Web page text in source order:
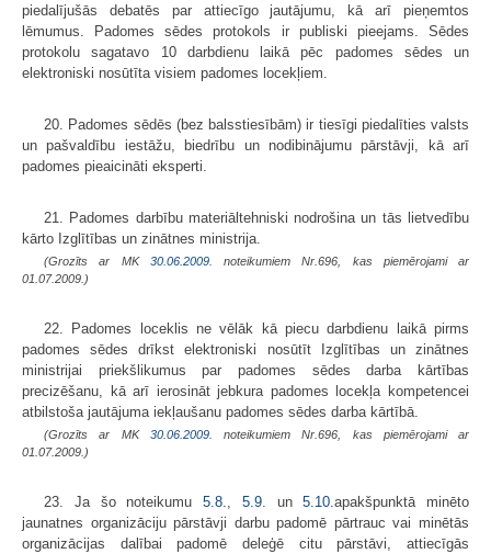
piedalījušās debatēs par attiecīgo jautājumu, kā arī pieņemtos
lēmumus. Padomes sēdes protokols ir publiski pieejams. Sēdes
protokolu sagatavo 10 darbdienu laikā pēc padomes sēdes un
elektroniski nosūtīta visiem padomes locekļiem.
20. Padomes sēdēs (bez balsstiesībām) ir tiesīgi piedalīties valsts
un pašvaldību iestāžu, biedrību un nodibinājumu pārstāvji, kā arī
padomes pieaicināti eksperti.
21. Padomes darbību materiāltehniski nodrošina un tās lietvedību
kārto Izglītības un zinātnes ministrija.
(Grozīts ar MK 30.06.2009.
noteikumiem Nr.696, kas piemērojami ar
01.07.2009.)
22. Padomes loceklis ne vēlāk kā piecu darbdienu laikā pirms
padomes sēdes drīkst elektroniski nosūtīt Izglītības un zinātnes
ministrijai priekšli­kumus par padomes sēdes darba kārtības
precizēšanu, kā arī ierosināt jebkura padomes locekļa kompetencei
atbilstoša jautājuma iekļaušanu padomes sēdes darba kārtībā.
(Grozīts ar MK 30.06.2009.
noteikumiem Nr.696, kas piemērojami ar
01.07.2009.)
23. Ja šo noteikumu 5.8 5.9. un5.10 .apakšpunktā minēto
jaunatnes orga­nizāciju pārstāvji darbu padomē pārtrauc vai minētās
organizācijas dalībai padomē deleģē citu pārstāvi, attiecīgās